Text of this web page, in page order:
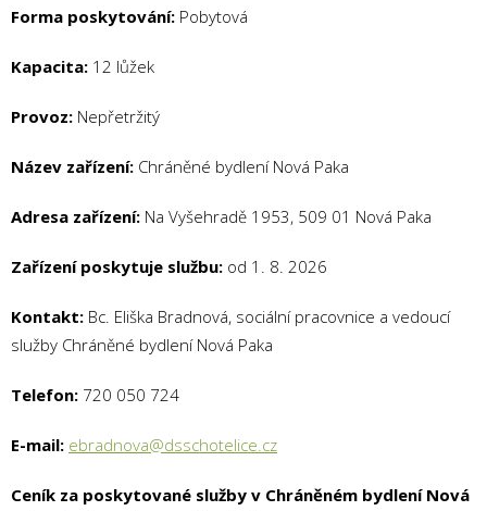
Forma poskytování: Pobytová
Kapacita: 12 lůžek
Provoz: Nepřetržitý
Název zařízení: Chráněné bydlení Nová Paka
Adresa zařízení: Na Vyšehradě 1953, 509 01 Nová Paka
Zařízení poskytuje službu: od 1. 8. 2026
Kontakt: Bc. Eliška Bradnová, sociální pracovnice a vedoucí
služby Chráněné bydlení Nová Paka
Telefon: 720 050 724
E-mail: ebradnova@dsschotelice.cz
Ceník za poskytované služby v Chráněném bydlení Nová